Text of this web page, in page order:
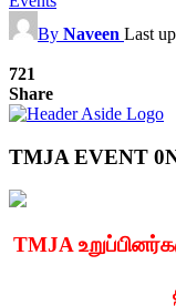
By Naveen Last
721
Share
TMJA EVENT
TMJA
அரிசி
தமிழ்